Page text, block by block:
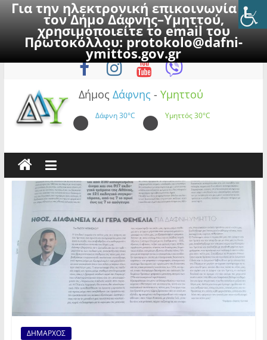
Για την ηλεκτρονική επικοινωνία με
τον Δήμο Δάφνης–Υμηττού,
χρησιμοποιείτε το email του
Πρωτοκόλλου:protokolo@dafni-
ymittos.gov.gr
to
Κυριακή, 9 Αυγούστου 2026
Δήμος Δάφνης - Υμηττού
Δάφνη30°C Υμηττός30°C
ΔΗΜΑΡΧΟΣ